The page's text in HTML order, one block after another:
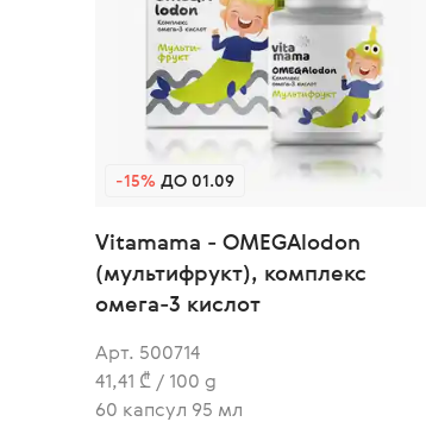
-15% ДО 01.09
Vitamama - OMEGAlodon
(мультифрукт), комплекс
омега-3 кислот
Арт. 500714
41,41 ₾ / 100 g
60 капсул 95 мл